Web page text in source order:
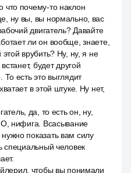
почему-то наклон
ну вы, вы нормально, вас
двигатель? Давайте
ли он вообще, знаете,
этой врубить? Ну, ну, я не
будет другой
есть это выглядит
в этой штуке. Ну нет,
да, то есть он, ну,
О, нифига. Всасывание
показать вам силу
специальный человек
чтобы вы понимали